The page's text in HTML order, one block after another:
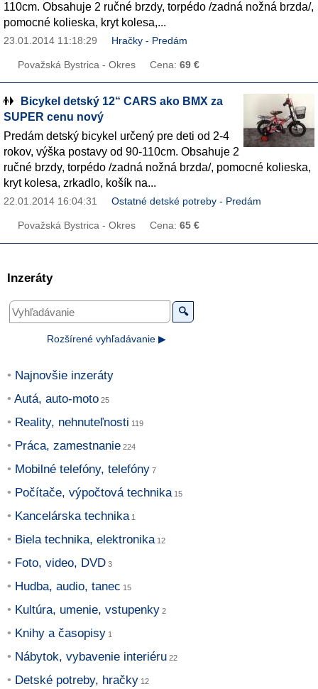
110cm. Obsahuje 2 ručné brzdy, torpédo /zadná nožná brzda/,
pomocné kolieska, kryt kolesa,...
23.01.2014 11:18:29 Hračky - Predám
Považská Bystrica - Okres Cena: 69 €
Bicykel detský 12“ CARS ako BMX za
SUPER cenu nový
Predám detský bicykel určený pre deti od 2-4
rokov, výška postavy od 90-110cm. Obsahuje 2
ručné brzdy, torpédo /zadná nožná brzda/, pomocné kolieska,
kryt kolesa, zrkadlo, košík na...
22.01.2014 16:04:31 Ostatné detské potreby - Predám
Považská Bystrica - Okres Cena: 65 €
Inzeráty
🔍
Rozšírené vyhľadávanie ▶
Najnovšie inzeráty
Autá, auto-moto
Reality, nehnuteľnosti
Práca, zamestnanie
Mobilné telefóny, telefóny
Počítače, výpočtová technika
Kancelárska technika
Biela technika, elektronika
Foto, video, DVD
Hudba, audio, tanec
Kultúra, umenie, vstupenky
Knihy a časopisy
Nábytok, vybavenie interiéru
Detské potreby, hračky